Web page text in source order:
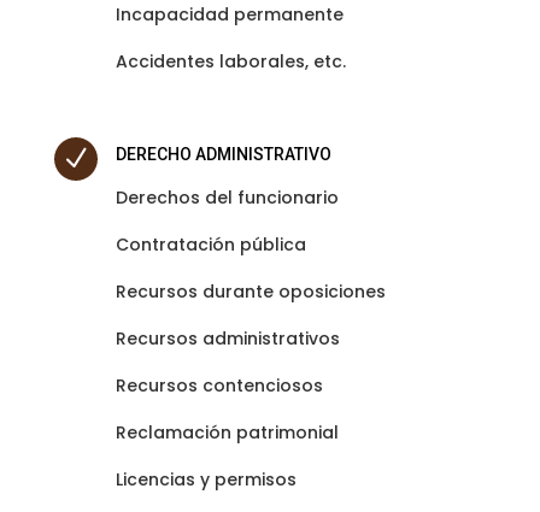
Incapacidad permanente
Accidentes laborales, etc.
N DERECHO ADMINISTRATIVO
Derechos del funcionario
Contratación pública
Recursos durante oposiciones
Recursos administrativos
Recursos contenciosos
Reclamación patrimonial
Licencias y permisos